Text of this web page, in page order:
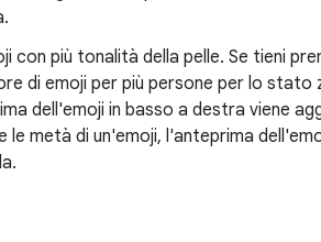
con più tonalità della pelle. Se tieni
di emoji per più persone per lo
dell'emoji in basso a destra viene
le metà di un'emoji, l'anteprima